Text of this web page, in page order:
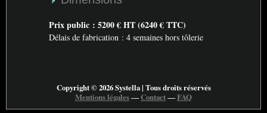
Prix public : 5200 €HT(6240 €TTC)
Délais de fabrication : 4 semaines hors tôlerie
Copyright © 2026 Systella | Tous droits réservés
Mentions légales―Contact―FAQ